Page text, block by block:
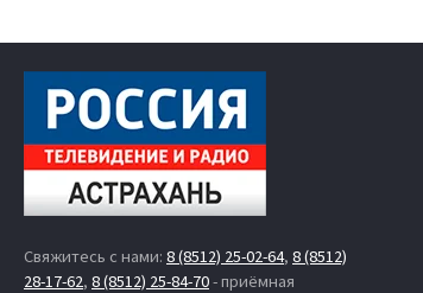
Свяжитесь с нами: 8 (8512) 25-02-64, 8 (8512)
28-17-62, 8 (8512) 25-84-70- приёмная